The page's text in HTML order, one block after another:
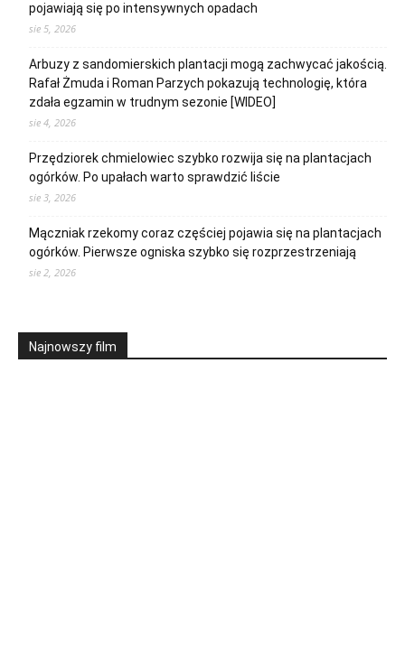
pojawiają się po intensywnych opadach
sie 5, 2026
Arbuzy z sandomierskich plantacji mogą zachwycać jakością.
Rafał Żmuda i Roman Parzych pokazują technologię, która
zdała egzamin w trudnym sezonie [WIDEO]
sie 4, 2026
Przędziorek chmielowiec szybko rozwija się na plantacjach
ogórków. Po upałach warto sprawdzić liście
sie 3, 2026
Mączniak rzekomy coraz częściej pojawia się na plantacjach
ogórków. Pierwsze ogniska szybko się rozprzestrzeniają
sie 2, 2026
Najnowszy film